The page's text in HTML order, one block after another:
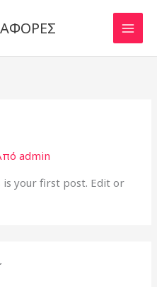
admin
is your first post. Edit or